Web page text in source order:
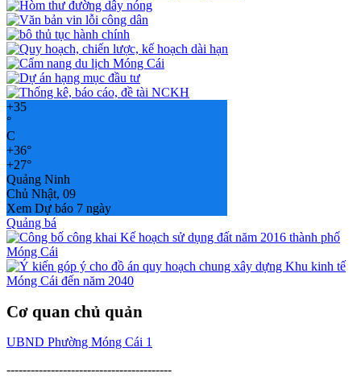
+35
°
C
+36°
+27°
Quảng Ninh
Chủ Nhật, 09
Xem Dự báo 7 ngày
Quảng bá
Cơ quan chủ quản
UBND Phường Móng Cái 1
-----------------------------------------